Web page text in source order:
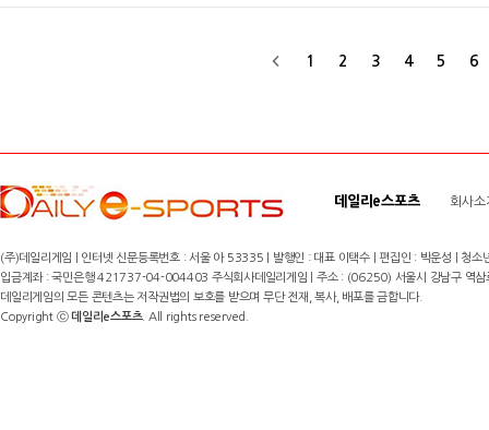
1 2 3 4 5 6
데일리e스포츠 회사소
(주)데일리게임 | 인터넷 신문등록번호 : 서울 아 53335 | 발행인 : 대표 이택수 | 편집인 : 박운성 |
입금계좌 : 국민은행 421737-04-004403 주식회사데일리게임 | 주소 : (06250) 서울시 강남구
데일리게임의 모든 콘텐츠는 저작권법의 보호를 받으며 무단 전재, 복사, 배포를 금합니다.
Copyright ⓒ데일리e스포츠. All rights reserved.